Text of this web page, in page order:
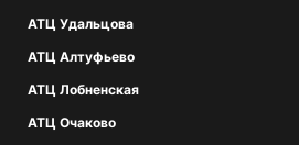
АТЦ Удальцова
АТЦ Алтуфьево
АТЦ Лобненская
АТЦ Очаково